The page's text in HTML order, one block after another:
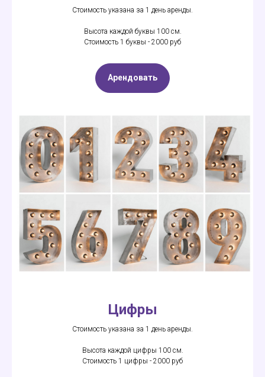
Стоимость указана за 1 день аренды.
Высота каждой буквы 100 см.
Стоимость 1 буквы - 2000 руб
Арендовать
Цифры
Стоимость указана за 1 день аренды.
Высота каждой цифры 100 см.
Стоимость 1 цифры - 2000 руб